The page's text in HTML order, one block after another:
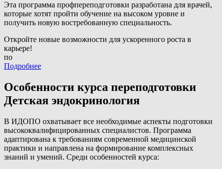
Эта программа профпереподготовки разработана для врачей,
которые хотят пройти обучение на высоком уровне и
получить новую востребованную специальность.
Откройте новые возможности для ускоренного роста в
карьере!
по
Подробнее
Особенности курса переподготовки
Детская эндокринология
В ИДОПО охватывает все необходимые аспекты подготовки
высококвалифицированных специалистов. Программа
адаптирована к требованиям современной медицинской
практики и направлена на формирование комплексных
знаний и умений. Среди особенностей курса: